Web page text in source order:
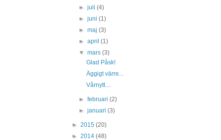
►juli(4)
►juni(1)
►maj(3)
►april(1)
▼mars(3)
Glad Påsk!
Äggigt värre...
Vårnytt....
►februari(2)
►januari(3)
► 2015 (20)
► 2014 (48)